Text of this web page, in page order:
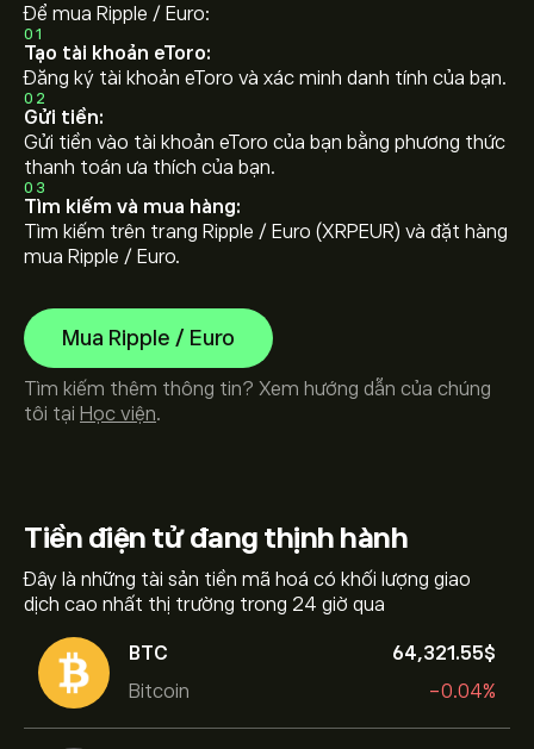
Tiền điện tửđang thịnh hành
Đây là những tài sản tiền mã hoá có khối lượng giao
dịch cao nhất thị trường trong 24 giờ qua
BTC
Bitcoin
64,321.55‎$‎
-0.04%
Để mua Ripple / Euro:
01
Tạo tài khoản eToro:
Đăng ký tài khoản eToro và xác minh danh tính của bạn.
02
Gửi tiền:
Gửi tiền vào tài khoản eToro của bạn bằng phương thức
thanh toán ưa thích của bạn.
03
Tìm kiếm và mua hàng:
Tìm kiếm trên trang Ripple / Euro (XRPEUR) và đặt hàng
mua Ripple / Euro.
Mua Ripple / Euro
Tìm kiếm thêm thông tin? Xem hướng dẫn của chúng
tôi tại Học viện.